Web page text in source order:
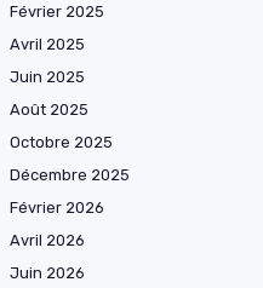
Février 2025
Avril 2025
Juin 2025
Août 2025
Octobre 2025
Décembre 2025
Février 2026
Avril 2026
Juin 2026